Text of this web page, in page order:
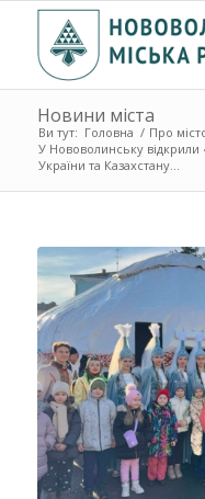
Новини міста
Ви тут: Головна / Про
У Нововолинську
України та Казахстану...